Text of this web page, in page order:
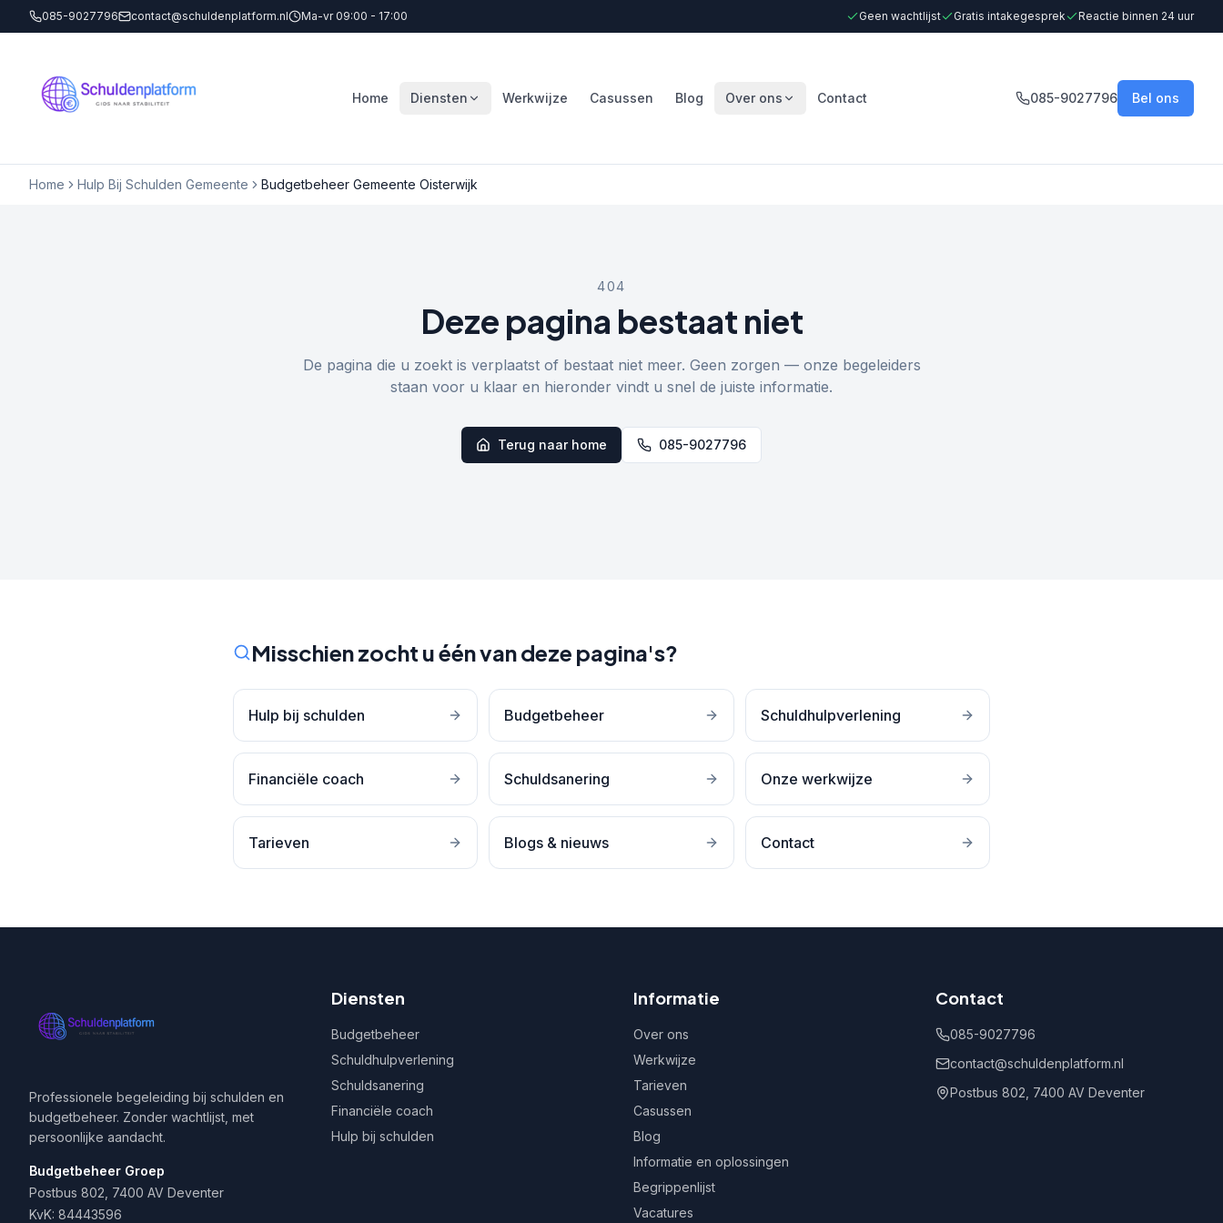
085-9027796 contact@schuldenplatform.nl Ma-vr 09:00 - 17:00 Geen wachtlijst Gratis intakegesprek Reactie binnen 24 uur
Home Diensten Werkwijze Casussen Blog Over ons Contact 085-9027796 Bel ons
Home Hulp Bij Schulden Gemeente Budgetbeheer Gemeente Oisterwijk
404
Deze pagina bestaat niet
De pagina die u zoekt is verplaatst of bestaat niet meer. Geen zorgen — onze begeleiders
staan voor u klaar en hieronder vindt u snel de juiste informatie.
Terug naar home 085-9027796
Misschien zocht u één van deze pagina's?
Hulp bij schulden Budgetbeheer Schuldhulpverlening
Financiële coach Schuldsanering Onze werkwijze
Tarieven Blogs & nieuws Contact
Professionele begeleiding bij schulden en
budgetbeheer. Zonder wachtlijst, met
persoonlijke aandacht.
Budgetbeheer Groep
Postbus 802, 7400 AV Deventer
KvK: 84443596
Diensten
Budgetbeheer
Schuldhulpverlening
Schuldsanering
Financiële coach
Hulp bij schulden
Informatie
Over ons
Werkwijze
Tarieven
Casussen
Blog
Informatie en oplossingen
Begrippenlijst
Vacatures
Contact
085-9027796
contact@schuldenplatform.nl
Postbus 802, 7400 AV Deventer